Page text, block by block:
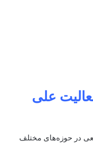
علی
در حوزه‌های مختلف